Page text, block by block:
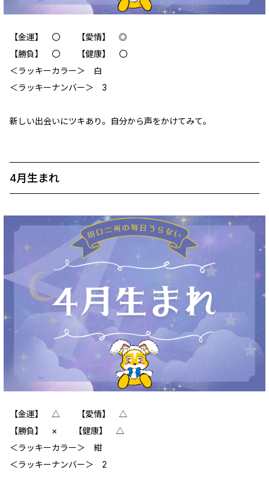
【金運】 〇 【愛情】 ◎
【勝負】 〇 【健康】 〇
＜ラッキーカラー＞ 白
＜ラッキーナンバー＞ 3
新しい出会いにツキあり。自分から声をかけてみて。
4月生まれ
【金運】 △ 【愛情】 △
【勝負】 × 【健康】 △
＜ラッキーカラー＞ 紺
＜ラッキーナンバー＞ 2